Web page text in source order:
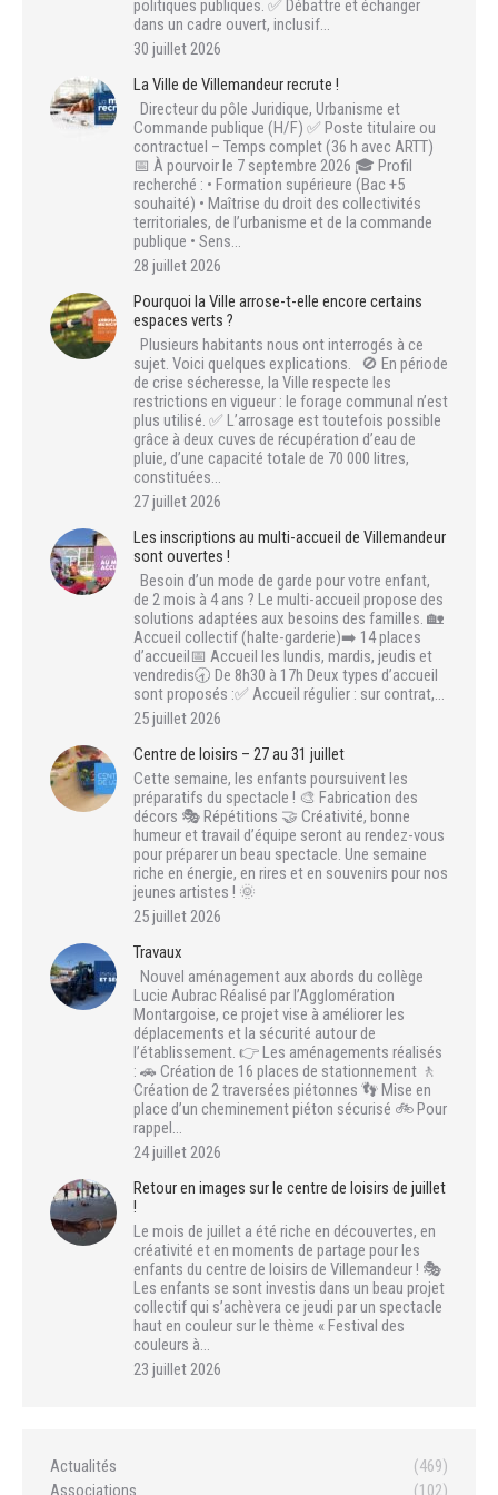
politiques publiques. ✅ Débattre et échanger
dans un cadre ouvert, inclusif…
30 juillet 2026
La Ville de Villemandeur recrute !
Directeur du pôle Juridique, Urbanisme et
Commande publique (H/F) ✅ Poste titulaire ou
contractuel – Temps complet (36 h avec ARTT)
📅 À pourvoir le 7 septembre 2026 🎓 Profil
recherché : • Formation supérieure (Bac +5
souhaité) • Maîtrise du droit des collectivités
territoriales, de l’urbanisme et de la commande
publique • Sens…
28 juillet 2026
Pourquoi la Ville arrose-t-elle encore certains
espaces verts ?
Plusieurs habitants nous ont interrogés à ce
sujet. Voici quelques explications. 🚫 En période
de crise sécheresse, la Ville respecte les
restrictions en vigueur : le forage communal n’est
plus utilisé. ✅ L’arrosage est toutefois possible
grâce à deux cuves de récupération d’eau de
pluie, d’une capacité totale de 70 000 litres,
constituées…
27 juillet 2026
Les inscriptions au multi-accueil de Villemandeur
sont ouvertes !
Besoin d’un mode de garde pour votre enfant,
de 2 mois à 4 ans ? Le multi-accueil propose des
solutions adaptées aux besoins des familles. 🏡
Accueil collectif (halte-garderie)➡️ 14 places
d’accueil📅 Accueil les lundis, mardis, jeudis et
vendredis🕣 De 8h30 à 17h Deux types d’accueil
sont proposés :✅ Accueil régulier : sur contrat,…
25 juillet 2026
Centre de loisirs – 27 au 31 juillet
Cette semaine, les enfants poursuivent les
préparatifs du spectacle ! 🎨 Fabrication des
décors 🎭 Répétitions 🤝 Créativité, bonne
humeur et travail d’équipe seront au rendez-vous
pour préparer un beau spectacle. Une semaine
riche en énergie, en rires et en souvenirs pour nos
jeunes artistes ! 🌞
25 juillet 2026
Travaux
Nouvel aménagement aux abords du collège
Lucie Aubrac Réalisé par l’Agglomération
Montargoise, ce projet vise à améliorer les
déplacements et la sécurité autour de
l’établissement. 👉 Les aménagements réalisés
: 🚗 Création de 16 places de stationnement 🚶
Création de 2 traversées piétonnes 👣 Mise en
place d’un cheminement piéton sécurisé 🚲 Pour
rappel…
24 juillet 2026
Retour en images sur le centre de loisirs de juillet
!
Le mois de juillet a été riche en découvertes, en
créativité et en moments de partage pour les
enfants du centre de loisirs de Villemandeur ! 🎭
Les enfants se sont investis dans un beau projet
collectif qui s’achèvera ce jeudi par un spectacle
haut en couleur sur le thème « Festival des
couleurs à…
23 juillet 2026
Actualités
(469)
Associations
(102)